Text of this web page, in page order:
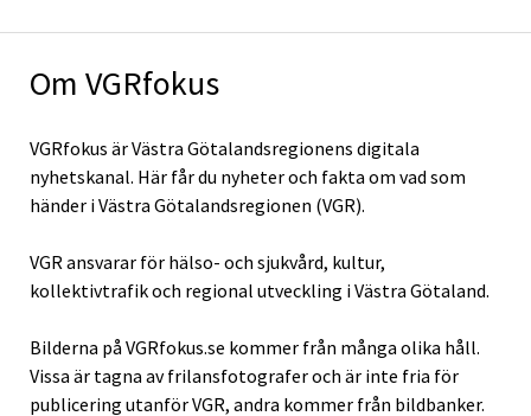
Om VGRfokus
VGRfokus är Västra Götalandsregionens digitala
nyhetskanal. Här får du nyheter och fakta om vad som
händer i Västra Götalandsregionen (VGR).
VGR ansvarar för hälso- och sjukvård, kultur,
kollektivtrafik och regional utveckling i Västra Götaland.
Bilderna på VGRfokus.se kommer från många olika håll.
Vissa är tagna av frilansfotografer och är inte fria för
publicering utanför VGR, andra kommer från bildbanker.